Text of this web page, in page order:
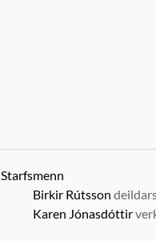
Starfsmenn
Birkir Rútsson
Karen Jónasdóttir